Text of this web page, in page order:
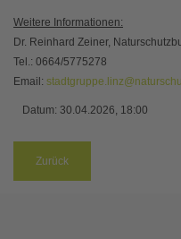
Weitere Informationen:
Dr. Reinhard Zeiner,
Tel.: 0664/5775278
Email:
Datum: 30.04.2026, 18:00
Zurück